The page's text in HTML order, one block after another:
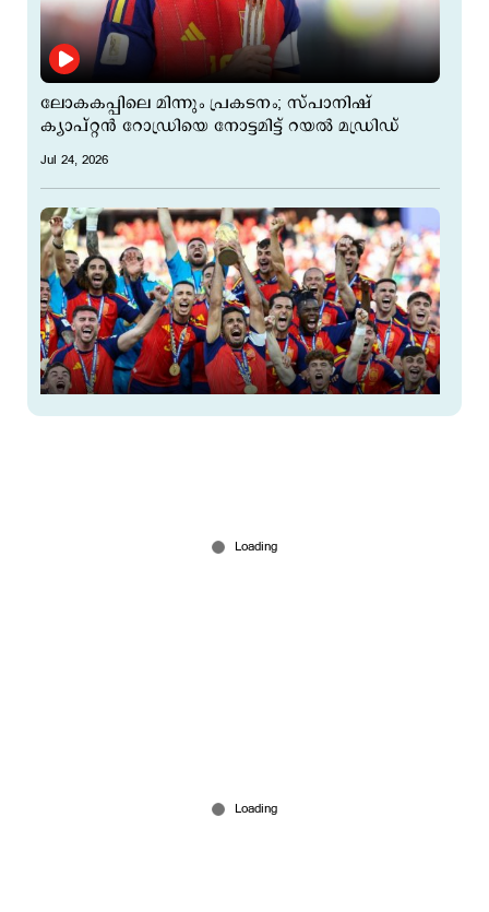
ലോകകപ്പിലെ മിന്നും പ്രകടനം; സ്പാനിഷ്
ക്യാപ്റ്റന്‍ റോഡ്രിയെ നോട്ടമിട്ട് റയല്‍ മഡ്രിഡ്
Jul 24, 2026
പ്രധാന പുരസ്കാരങ്ങളെല്ലാം കയ്യടക്കി സ്പെയിന്‍;
മെസിക്ക് സില്‍വര്‍ ബോള്‍